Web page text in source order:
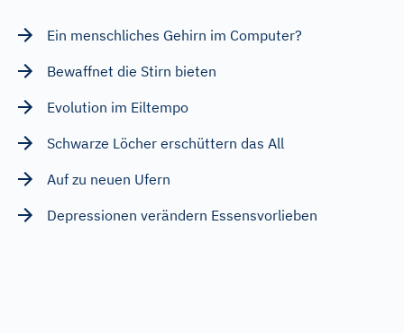
Ein menschliches Gehirn im Computer?
Bewaffnet die Stirn bieten
Evolution im Eiltempo
Schwarze Löcher erschüttern das All
Auf zu neuen Ufern
Depressionen verändern Essensvorlieben